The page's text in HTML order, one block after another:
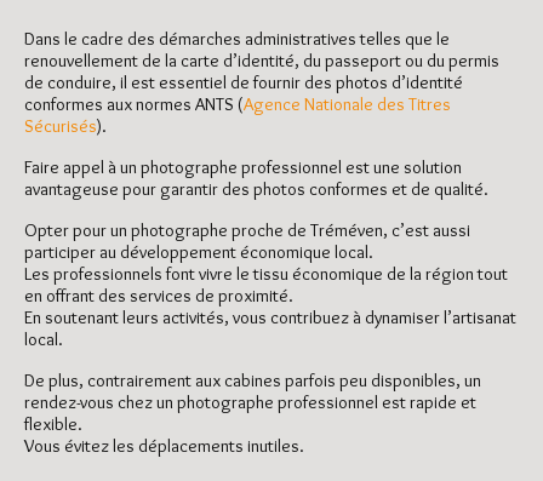
Dans le cadre des démarches administratives telles que le
renouvellement de la carte d’identité, du passeport ou du permis
de conduire, il est essentiel de fournir des photos d’identité
conformes aux normes ANTS (Agence Nationale des Titres
Sécurisés).
Faire appel à un photographe professionnel est une solution
avantageuse pour garantir des photos conformes et de qualité.
Opter pour un photographe proche de Tréméven, c’est aussi
participer au développement économique local.
Les professionnels font vivre le tissu économique de la région tout
en offrant des services de proximité.
En soutenant leurs activités, vous contribuez à dynamiser l’artisanat
local.
De plus, contrairement aux cabines parfois peu disponibles, un
rendez-vous chez un photographe professionnel est rapide et
flexible.
Vous évitez les déplacements inutiles.